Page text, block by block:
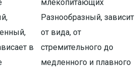
млекопитающих
в
Разнообразный, зависит
от вида, от
стремительного до
медленного и плавного